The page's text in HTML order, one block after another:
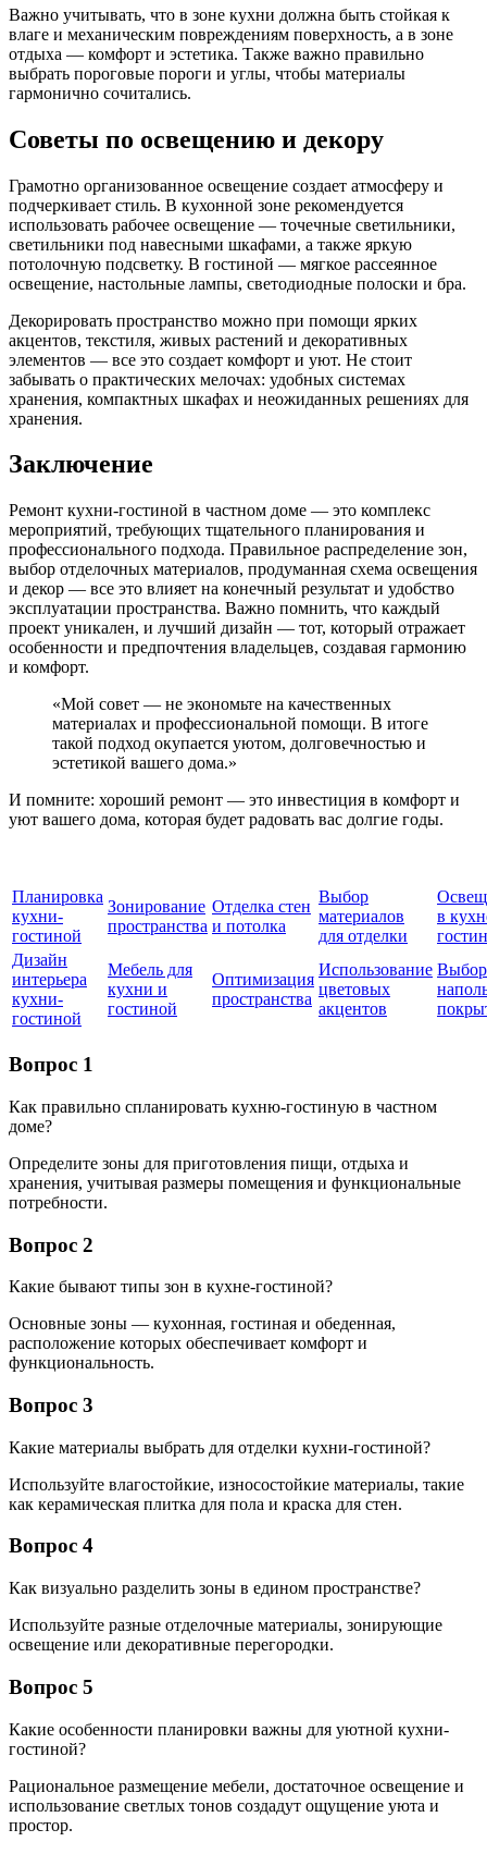
Важно учитывать, что в зоне кухни должна быть стойкая к
влаге и механическим повреждениям поверхность, а в зоне
отдыха — комфорт и эстетика. Также важно правильно
выбрать пороговые пороги и углы, чтобы материалы
гармонично сочитались.
Советы по освещению и декору
Грамотно организованное освещение создает атмосферу и
подчеркивает стиль. В кухонной зоне рекомендуется
использовать рабочее освещение — точечные светильники,
светильники под навесными шкафами, а также яркую
потолочную подсветку. В гостиной — мягкое рассеянное
освещение, настольные лампы, светодиодные полоски и бра.
Декорировать пространство можно при помощи ярких
акцентов, текстиля, живых растений и декоративных
элементов — все это создает комфорт и уют. Не стоит
забывать о практических мелочах: удобных системах
хранения, компактных шкафах и неожиданных решениях для
хранения.
Заключение
Ремонт кухни-гостиной в частном доме — это комплекс
мероприятий, требующих тщательного планирования и
профессионального подхода. Правильное распределение зон,
выбор отделочных материалов, продуманная схема освещения
и декор — все это влияет на конечный результат и удобство
эксплуатации пространства. Важно помнить, что каждый
проект уникален, и лучший дизайн — тот, который отражает
особенности и предпочтения владельцев, создавая гармонию
и комфорт.
«Мой совет — не экономьте на качественных
материалах и профессиональной помощи. В итоге
такой подход окупается уютом, долговечностью и
эстетикой вашего дома.»
И помните: хороший ремонт — это инвестиция в комфорт и
уют вашего дома, которая будет радовать вас долгие годы.
Планировка
кухни-
гостиной
Зонирование
пространства
Отделка стен
и потолка
Выбор
материалов
для отделки
в
Дизайн
интерьера
кухни-
гостиной
Мебель для
кухни и
гостиной
Оптимизация
пространства
Использование
цветовых
акцентов
Выбор
Вопрос 1
Как правильно спланировать кухню-гостиную в частном
доме?
Определите зоны для приготовления пищи, отдыха и
хранения, учитывая размеры помещения и функциональные
потребности.
Вопрос 2
Какие бывают типы зон в кухне-гостиной?
Основные зоны — кухонная, гостиная и обеденная,
расположение которых обеспечивает комфорт и
функциональность.
Вопрос 3
Какие материалы выбрать для отделки кухни-гостиной?
Используйте влагостойкие, износостойкие материалы, такие
как керамическая плитка для пола и краска для стен.
Вопрос 4
Как визуально разделить зоны в едином пространстве?
Используйте разные отделочные материалы, зонирующие
освещение или декоративные перегородки.
Вопрос 5
Какие особенности планировки важны для уютной кухни-
гостиной?
Рациональное размещение мебели, достаточное освещение и
использование светлых тонов создадут ощущение уюта и
простор.